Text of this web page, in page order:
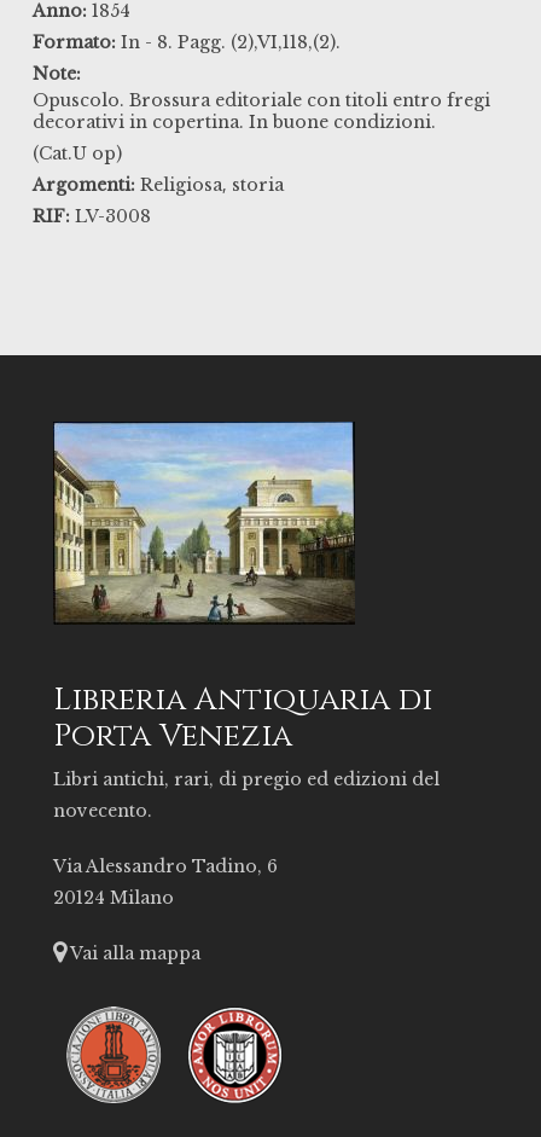
Anno: 1854
Formato: In - 8. Pagg. (2),VI,118,(2).
Note:
Opuscolo. Brossura editoriale con titoli entro fregi
decorativi in copertina. In buone condizioni.
(Cat.U op)
Argomenti: Religiosa, storia
RIF: LV-3008
Libreria Antiquaria di
Porta Venezia
Libri antichi, rari, di pregio ed edizioni del
novecento.
Via Alessandro Tadino, 6
20124 Milano
Vai alla mappa